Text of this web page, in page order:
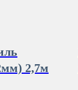
2,7м